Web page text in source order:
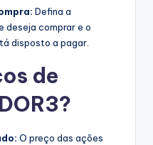
Defina a
deseja comprar e o
disposto a pagar.
de
O preço das ações